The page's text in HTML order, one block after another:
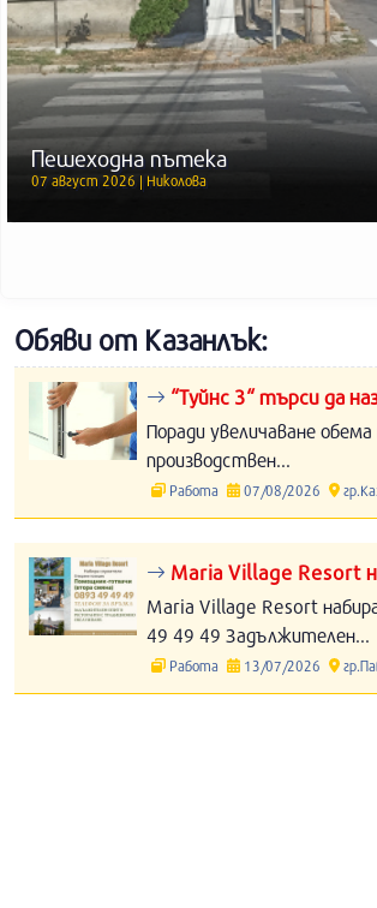
Пешеходна пътека
07 август 2026 | Николова
Обяви от Казанлък:
“Туйнс 3“ търси да
Поради увеличаване
производствен...
Работа 07/08/2026
Maria Village Resort
Maria Village Resort
49 49 49 Задължителен...
Работа 13/07/2026